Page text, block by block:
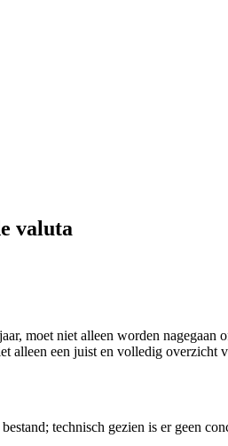
valuta
moet niet alleen worden
een juist en volledig overzicht
technisch gezien is er geen